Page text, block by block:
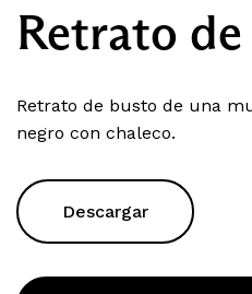
Retrato
Retrato de busto de una
negro con chaleco.
Descargar